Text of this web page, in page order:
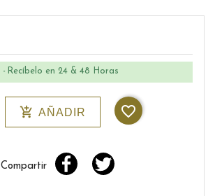
Recíbelo en 24 & 48 Horas
add_shopping_cart AÑADIR favorite_border
Compartir